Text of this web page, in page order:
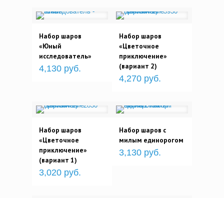
Набор шаров
«Юный
исследователь»
4,130 руб.
Набор шаров
«Цветочное
приключение»
(вариант 2)
4,270 руб.
Набор шаров
«Цветочное
приключение»
(вариант 1)
3,020 руб.
Набор шаров с
милым единорогом
3,130 руб.